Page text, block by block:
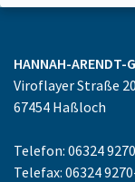
HANNAH-ARENDT-
Viroflayer Straße 20
67454 Haßloch
Telefon: 06324
Telefax: 06324